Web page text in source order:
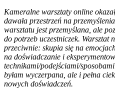
Kameralne warsztaty online
dawała przestrzeń na
warsztatu jest przemyślana, ale
do potrzeb uczestniczek. Warsztat
przeciwnie: skupia się na
na doświadczanie i
technikami/podejściami/
byłam wyczerpana, ale i pełna
nowych doświadczeń.